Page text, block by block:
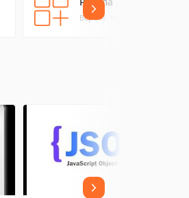
Версия: 10.3 (11.98 МБ)